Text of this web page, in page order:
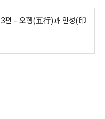
편 - 오행(五行)과 인성(印